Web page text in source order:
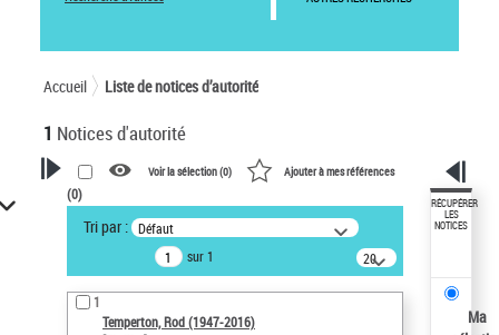
Accueil Liste de notices d’autorité
1 Notices d'autorité
VOTRE RECHERCHE
Recherche avancée dans les
notices d’autorité
Œuvres liées à l'auteur :
Temperton, Rod (1947-2016)
Voir la sélection (0) Ajouter à mes références
(0)
Tri par : Défaut
sur 1
20
résultats/page
1
Temperton, Rod (1947-2016)
RÉCUPÉRER
LES
NOTICES
Ma